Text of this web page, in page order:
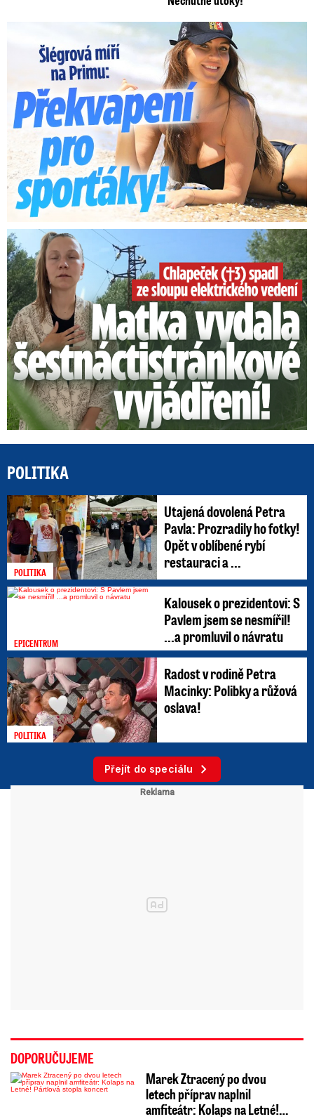
Lucie Šlégrová míří na Primu. Překvapení pro sporťáky!
Smrtelný pád chlapce: Matka vydala vyjádření na 16 stran
POLITIKA
POLITIKA
Utajená dovolená Petra
Pavla: Prozradily ho fotky!
Opět v oblíbené rybí
restauraci a ...
EPICENTRUM
Kalousek o prezidentovi: S
Pavlem jsem se nesmířil!
...a promluvil o návratu
POLITIKA
Radost v rodině Petra
Macinky: Polibky a růžová
oslava!
Přejít do speciálu
DOPORUČUJEME
Marek Ztracený po dvou
letech příprav naplnil
amfiteátr: Kolaps na Letné!…